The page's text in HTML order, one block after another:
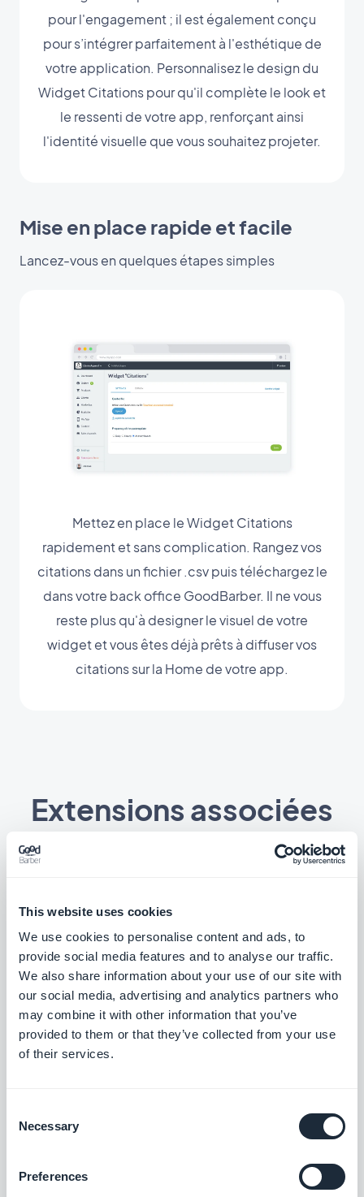
This website uses cookies
We use cookies to personalise content and ads, to
provide social media features and to analyse our traffic.
We also share information about your use of our site with
our social media, advertising and analytics partners who
may combine it with other information that you’ve
provided to them or that they’ve collected from your use
of their services.
Selection
Necessary
Preferences
pour l'engagement ; il est également conçu
pour s’intégrer parfaitement à l'esthétique de
votre application. Personnalisez le design du
Widget Citations pour qu'il complète le look et
le ressenti de votre app, renforçant ainsi
l'identité visuelle que vous souhaitez projeter.
Mise en place rapide et facile
Lancez-vous en quelques étapes simples
Mettez en place le Widget Citations
rapidement et sans complication. Rangez vos
citations dans un fichier .csv puis téléchargez le
dans votre back office GoodBarber. Il ne vous
reste plus qu'à designer le visuel de votre
widget et vous êtes déjà prêts à diffuser vos
citations sur la Home de votre app.
Extensions associées
Assistant IA
l'Assistant IA, alimenté par OpenAI
Guide Interactif
Créez un tutoriel intégré et guidez vos
Renforcez l'identité de votre marque avec